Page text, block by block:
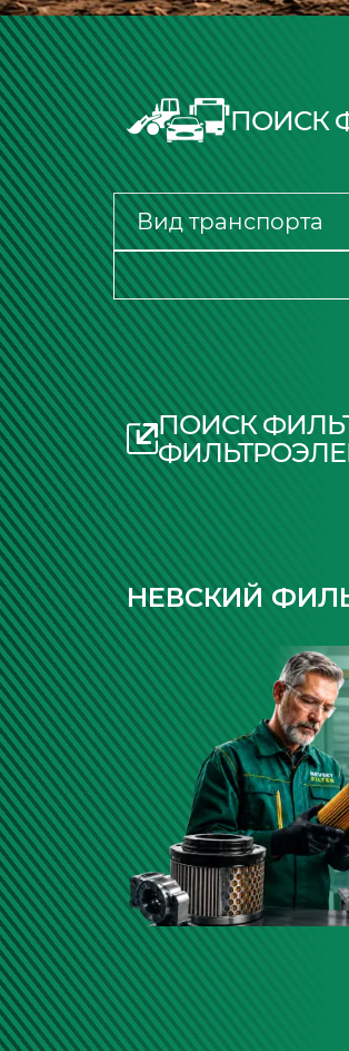
ПОИСК
ПОИСК
НЕВСКИЙ